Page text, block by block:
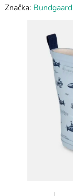
Značka: Bundgaard